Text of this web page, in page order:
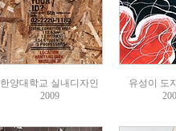
한양대학교 실내디자인
2009
유성이 도